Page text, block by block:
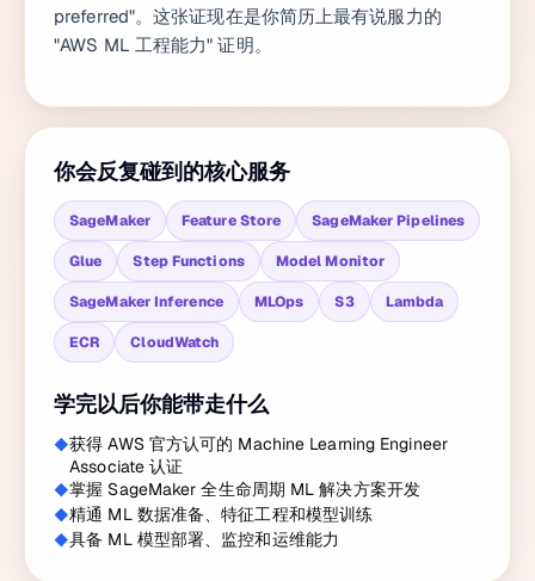
preferred"。这张证现在是你简历上最有说服力的
"AWS ML 工程能力" 证明。
你会反复碰到的核心服务
SageMaker Feature Store SageMaker Pipelines
Glue Step Functions Model Monitor
SageMaker Inference MLOps S3 Lambda
ECR CloudWatch
学完以后你能带走什么
获得 AWS 官方认可的 Machine Learning Engineer
Associate 认证
掌握 SageMaker 全生命周期 ML 解决方案开发
精通 ML 数据准备、特征工程和模型训练
具备 ML 模型部署、监控和运维能力